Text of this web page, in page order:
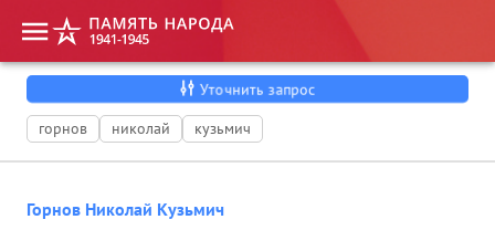
Уточнить запрос
горнов
николай кузьмич
Горнов Николай Кузьмич